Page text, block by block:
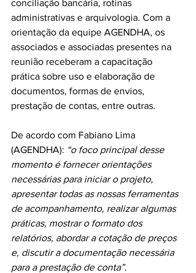
conciliação bancária, rotinas
administrativas e arquivologia. Com a
orientação da equipe AGENDHA, os
associados e associadas presentes na
reunião receberam a capacitação
prática sobre uso e elaboração de
documentos, formas de envios,
prestação de contas, entre outras.
De acordo com Fabiano Lima
(AGENDHA): “o foco principal desse
momento é fornecer orientações
necessárias para iniciar o projeto,
apresentar todas as nossas ferramentas
de acompanhamento, realizar algumas
práticas, mostrar o formato dos
relatórios, abordar a cotação de preços
e, discutir a documentação necessária
para a prestação de conta”.